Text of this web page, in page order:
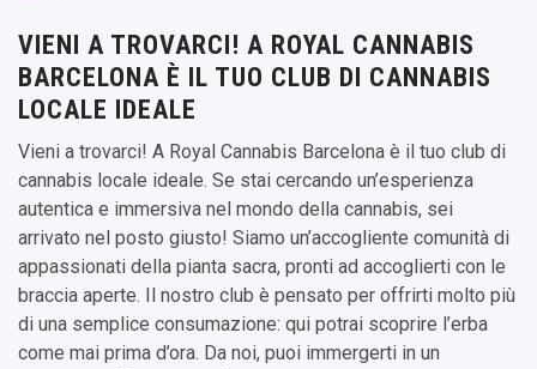
VIENI A TROVARCI! A ROYAL CANNABIS
BARCELONA È IL TUO CLUB DI CANNABIS
LOCALE IDEALE
Vieni a trovarci! A Royal Cannabis Barcelona è il tuo club di
cannabis locale ideale. Se stai cercando un’esperienza
autentica e immersiva nel mondo della cannabis, sei
arrivato nel posto giusto! Siamo un’accogliente comunità di
appassionati della pianta sacra, pronti ad accoglierti con le
braccia aperte. Il nostro club è pensato per offrirti molto più
di una semplice consumazione: qui potrai scoprire l’erba
come mai prima d’ora. Da noi, puoi immergerti in un